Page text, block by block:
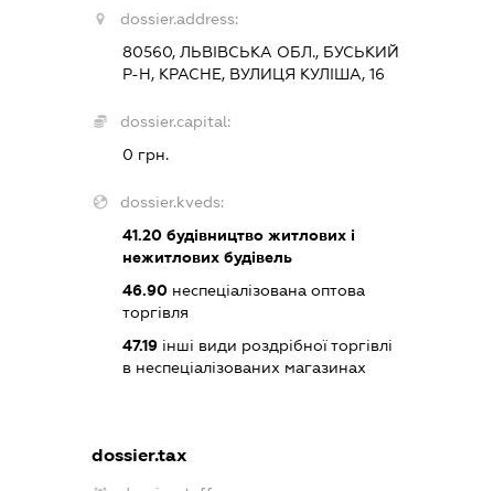
dossier.address:
80560, ЛЬВІВСЬКА ОБЛ., БУСЬКИЙ
Р-Н, КРАСНЕ, ВУЛИЦЯ КУЛІША, 16
dossier.capital:
0 грн.
dossier.kveds:
41.20будівництво житлових і
нежитлових будівель
46.90неспеціалізована оптова
торгівля
47.19інші види роздрібної торгівлі
в неспеціалізованих магазинах
dossier.tax